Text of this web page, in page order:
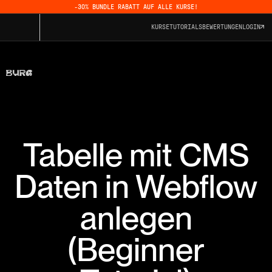
-30% BUNDLE RABATT AUF ALLE KURSE!
KURSETUTORIALSBEWERTUNGEN LOGIN
Tabelle mit CMS
Daten in Webflow
anlegen
(Beginner